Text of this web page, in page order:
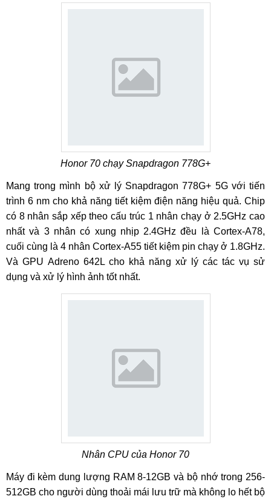
Honor 70 chạy Snapdragon 778G+
Mang trong mình bộ xử lý Snapdragon 778G+ 5G với tiến
trình 6 nm cho khả năng tiết kiệm điện năng hiệu quả. Chip
có 8 nhân sắp xếp theo cấu trúc 1 nhân chạy ở 2.5GHz cao
nhất và 3 nhân có xung nhịp 2.4GHz đều là Cortex-A78,
cuối cùng là 4 nhân Cortex-A55 tiết kiệm pin chạy ở 1.8GHz.
Và GPU Adreno 642L cho khả năng xử lý các tác vụ sử
dụng và xử lý hình ảnh tốt nhất.
Nhân CPU của Honor 70
Máy đi kèm dung lượng RAM 8-12GB và bộ nhớ trong 256-
512GB cho người dùng thoải mái lưu trữ mà không lo hết bộ